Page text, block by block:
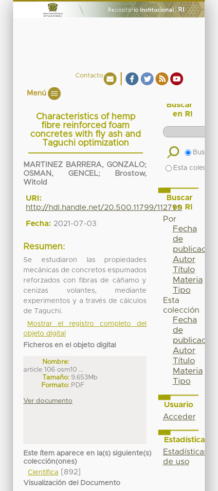
Contacto
Menú
Characteristics of hemp
fibre reinforced foam
concretes with fly ash and
Taguchi optimization
MARTINEZ BARRERA, GONZALO;
OSMAN, GENCEL;
Brostow,
Witold
URI:
http://hdl.handle.net/20.500.11799/112799
Fecha: 2021-07-03
Resumen:
Se estudiaron las propiedades
mecánicas de concretos espumados
reforzados con fibras de cáñamo y
cenizas volantes, mediante
experimentos y a través de cálculos
de Taguchi.
Mostrar el registro completo del
objeto digital
Ficheros en el objeto digital
Nombre:
article 106 osm10 ...
Tamaño: 9.653Mb
Formato: PDF
Ver documento
Este ítem aparece en la(s) siguiente(s)
colección(ones)
Científica[892]
Visualización del Documento
Buscar
en RI
Buscar
Esta
Buscar
en RI
Por
Fecha
de
publicación
Autor
Título
Materia
Tipo
Esta
colección
Fecha
de
publicación
Autor
Título
Materia
Tipo
Usuario
Acceder
Estadísticas
Estadísticas
de uso